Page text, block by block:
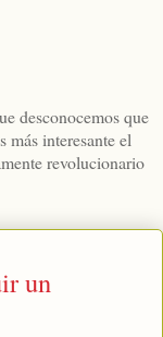
desconocemos que
más interesante el
revolucionario
un